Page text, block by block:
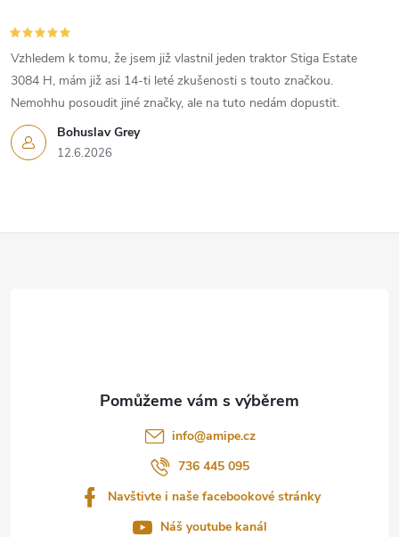
Bohuslav Grey
12.6.2026
Vzhledem k tomu, že jsem již vlastnil jeden traktor Stiga Estate
3084 H, mám již asi 14-ti leté zkušenosti s touto značkou.
Nemohhu posoudit jiné značky, ale na tuto nedám dopustit.
info@amipe.cz
736 445 095
Navštivte i naše facebookové stránky
Náš youtube kanál